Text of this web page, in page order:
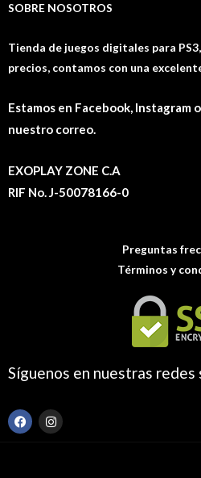
SOBRE NOSOTROS
Tienda de juegos digitales para
precios, contamos con una
Estamos en Facebook, Instagram
nuestro correo.
EXOPLAY ZONE C.A
RIF No. J-50078166-0
Preguntas
Términos y
Síguenos en nuestras redes
F
a
I
n